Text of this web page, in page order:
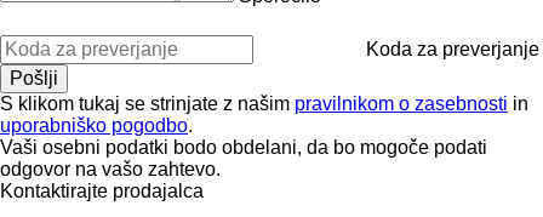
Koda za preverjanje
S klikom tukaj se strinjate z našim pravilnikom o zasebnosti in
uporabniško pogodbo.
Vaši osebni podatki bodo obdelani, da bo mogoče podati
odgovor na vašo zahtevo.
Kontaktirajte prodajalca